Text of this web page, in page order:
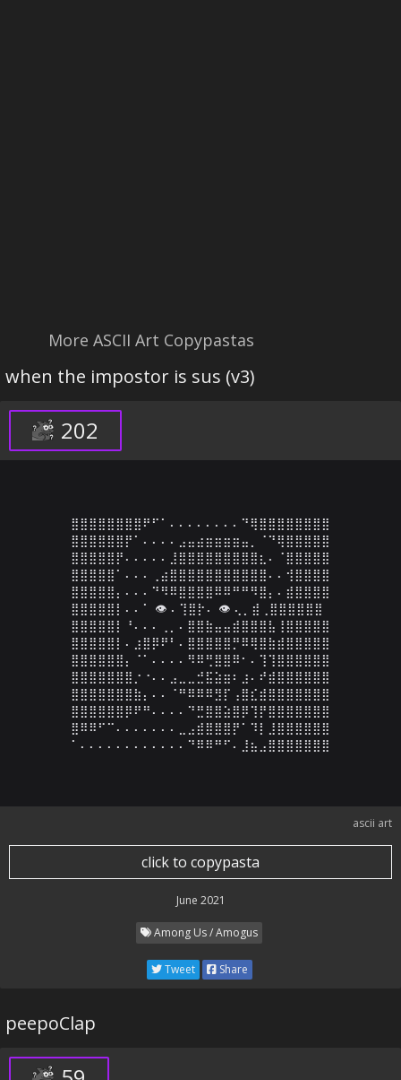
More ASCII Art Copypastas
when the impostor is sus (v3)
202
⣿⣿⣿⣿⣿⣿⣿⣿⠟⠋⠁⠄⠄⠄⠄⠄⠄⠄⠄⠙⢿⣿⣿⣿⣿⣿⣿⣿⣿
⣿⣿⣿⣿⣿⣿⡟⠁⠄⠄⠄⠄⣠⣤⣴⣶⣶⣶⣶⣤⡀⠈⠙⢿⣿⣿⣿⣿⣿
⣿⣿⣿⣿⣿⡟⠄⠄⠄⠄⠄⣸⣿⣿⣿⣿⣿⣿⣿⣿⣿⣆⠄⠈⣿⣿⣿⣿⣿
⣿⣿⣿⣿⣿⠁⠄⠄⠄⢀⣴⣿⣿⣿⣿⣿⣿⣿⣿⣿⣿⣿⠄⠄⢺⣿⣿⣿⣿
⣿⣿⣿⣿⣿⡄⠄⠄⠄⠙⠻⠿⣿⣿⣿⣿⠿⠿⠛⠛⠻⣿⡄⠄⣾⣿⣿⣿⣿
⣿⣿⣿⣿⣿⡇⠄⠄⠁ 👁 ⠄⢹⣿⡗⠄ 👁 ⢄⡀⣾⢀⣿⣿⣿⣿⣿⣿
⣿⣿⣿⣿⣿⡇⠘⠄⠄⠄⢀⡀⠄⣿⣿⣷⣤⣤⣾⣿⣿⣿⣧⢸⣿⣿⣿⣿⣿
⣿⣿⣿⣿⣿⡇⠄⣰⣿⡿⠟⠃⠄⣿⣿⣿⣿⣿⡛⠿⢿⣿⣷⣾⣿⣿⣿⣿⣿
⣿⣿⣿⣿⣿⣿⡄⠈⠁⠄⠄⠄⠄⠻⠿⢛⣿⣿⠿⠂⠄⢹⢹⣿⣿⣿⣿⣿⣿
⣿⣿⣿⣿⣿⣿⣿⡐⠐⠄⠄⣠⣀⣀⣚⣯⣵⣶⠆⣰⠄⠞⣾⣿⣿⣿⣿⣿⣿
⣿⣿⣿⣿⣿⣿⣿⣷⡄⠄⠄⠈⠛⠿⠿⠿⣻⡏⢠⣿⣎⣾⣿⣿⣿⣿⣿⣿⣿
⣿⣿⣿⣿⣿⣿⡿⠟⠛⠄⠄⠄⠄⠙⣛⣿⣿⣵⣿⡿⢹⡟⣿⣿⣿⣿⣿⣿⣿
⣿⠿⠿⠋⠉⠄⠄⠄⠄⠄⠄⠄⣀⣠⣾⣿⣿⣿⡟⠁⠹⡇⣸⣿⣿⣿⣿⣿⣿
⠁⠄⠄⠄⠄⠄⠄⠄⠄⠄⠄⠄⠄⠙⠿⠿⠛⠋⠄⣸⣦⣠⣿⣿⣿⣿⣿⣿⣿
ascii art
click to copypasta
June 2021
Among Us / Amogus
Tweet Share
peepoClap